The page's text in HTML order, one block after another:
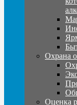
Охрана
Оценка